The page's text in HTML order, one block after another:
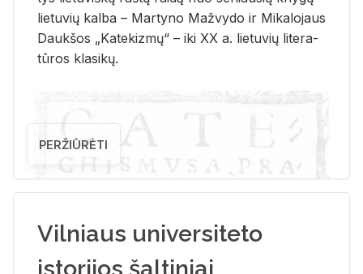
lie­tu­vių kal­ba – Mar­ty­no Ma­žvy­do ir Mi­ka­lo­jaus
Dauk­šos „Ka­te­kiz­mų“ – iki XX a. lie­tu­vių li­te­ra­
tū­ros kla­si­kų.
PERŽIŪRĖTI
Vilniaus universiteto
istorijos šaltiniai